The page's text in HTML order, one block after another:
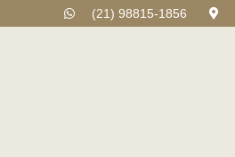
(21) 98815-1856